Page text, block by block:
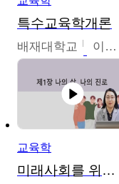
특수교육학개론
배재대학교 이현주
교육학
미래사회를 위한 진로 탐색 및 설계